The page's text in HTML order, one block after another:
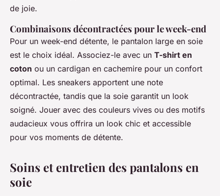
de joie.
Combinaisons décontractées pour le week-end
Pour un week-end détente, le pantalon large en soie
est le choix idéal. Associez-le avec un T-shirt en
coton ou un cardigan en cachemire pour un confort
optimal. Les sneakers apportent une note
décontractée, tandis que la soie garantit un look
soigné. Jouer avec des couleurs vives ou des motifs
audacieux vous offrira un look chic et accessible
pour vos moments de détente.
Soins et entretien des pantalons en
soie